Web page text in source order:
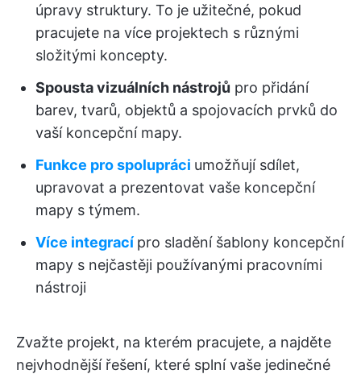
úpravy struktury. To je užitečné, pokud
pracujete na více projektech s různými
složitými koncepty.
Spousta vizuálních nástrojů pro přidání
barev, tvarů, objektů a spojovacích prvků do
vaší koncepční mapy.
Funkce pro spolupráci umožňují sdílet,
upravovat a prezentovat vaše koncepční
mapy s týmem.
Více integrací pro sladění šablony koncepční
mapy s nejčastěji používanými pracovními
nástroji
Zvažte projekt, na kterém pracujete, a najděte
nejvhodnější řešení, které splní vaše jedinečné